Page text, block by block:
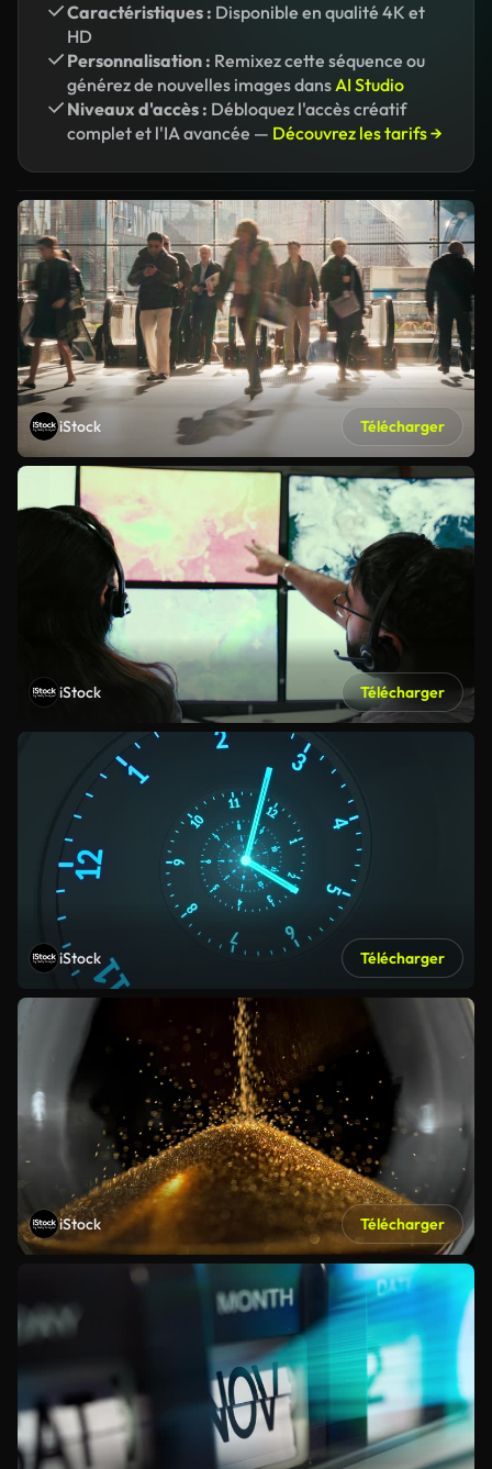
Caractéristiques : Disponible en qualité 4K et
HD
Personnalisation : Remixez cette séquence ou
générez de nouvelles images dansAI Studio
Niveaux d'accès : Débloquez l'accès créatif
complet et l'IA avancée — Découvrez les tarifs →
iStock Télécharger
iStock Télécharger
iStock Télécharger
iStock Télécharger